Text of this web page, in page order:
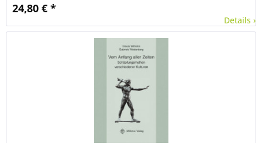
24,80 € *
Details ›